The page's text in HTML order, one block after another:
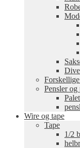
Pensler og
Wire og tape
Tape
1/2